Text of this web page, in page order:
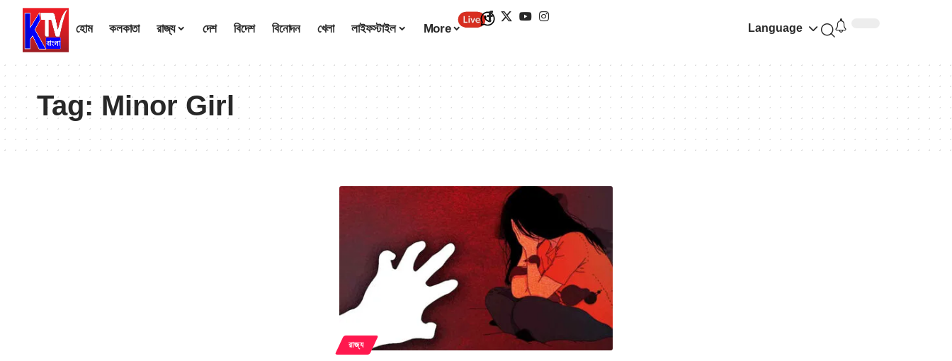
হোম কলকাতা রাজ্য দেশ বিদেশ বিনোদন খেলা লাইফস্টাইল More Language
Tag:Minor Girl
রাজ্য